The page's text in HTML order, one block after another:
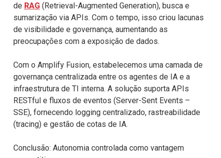
de RAG(Retrieval-Augmented Generation), busca e
sumarização via APIs. Com o tempo, isso criou lacunas
de visibilidade e governança, aumentando as
preocupações com a exposição de dados.
Com o Amplify Fusion, estabelecemos uma camada de
governança centralizada entre os agentes de IA e a
infraestrutura de TI interna. A solução suporta APIs
RESTful e fluxos de eventos (Server-Sent Events –
SSE), fornecendo logging centralizado, rastreabilidade
(tracing) e gestão de cotas de IA.
Conclusão: Autonomia controlada como vantagem